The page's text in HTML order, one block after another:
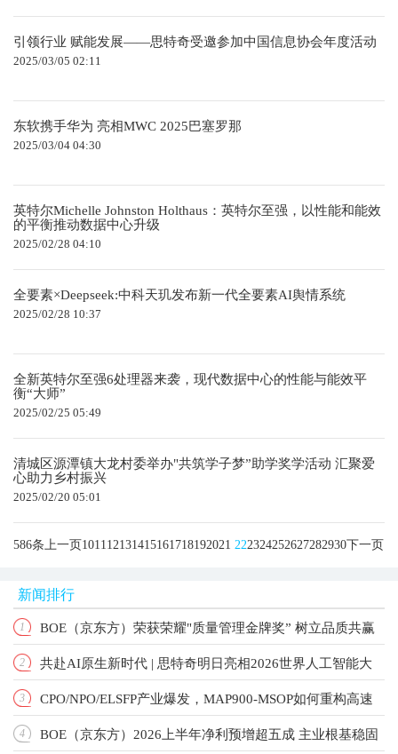
引领行业 赋能发展——思特奇受邀参加中国信息协会年度活动
2025/03/05 02:11
东软携手华为 亮相MWC 2025巴塞罗那
2025/03/04 04:30
英特尔Michelle Johnston Holthaus：英特尔至强，以性能和能效
的平衡推动数据中心升级
2025/02/28 04:10
全要素×Deepseek:中科天玑发布新一代全要素AI舆情系统
2025/02/28 10:37
全新英特尔至强6处理器来袭，现代数据中心的性能与能效平
衡“大师”
2025/02/25 05:49
清城区源潭镇大龙村委举办"共筑学子梦”助学奖学活动 汇聚爱
心助力乡村振兴
2025/02/20 05:01
586条上一页101112131415161718192021 222324252627282930下一页
新闻排行
1 BOE（京东方）荣获荣耀"质量管理金牌奖” 树立品质共赢
产业新标杆
2 共赴AI原生新时代 | 思特奇明日亮相2026世界人工智能大
会！
3 CPO/NPO/ELSFP产业爆发，MAP900-MSOP如何重构高速
光测标准？
4 BOE（京东方）2026上半年净利预增超五成 主业根基稳固